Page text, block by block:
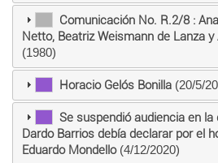
Comunicación No. R.2/8 :
Netto, Beatriz Weismann de Lanza
(1980)
Horacio Gelós Bonilla(20/5/
Se suspendió audiencia en
Dardo Barrios debía declarar por el
Eduardo Mondello (4/12/2020)